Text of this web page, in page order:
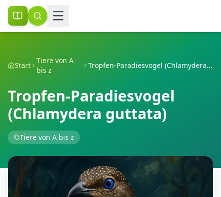
Start
Tiere von A
bis z
Tropfen-Paradiesvogel (Chlamydera guttata)
Tropfen-Paradiesvogel
(Chlamydera guttata)
Tiere von A bis z